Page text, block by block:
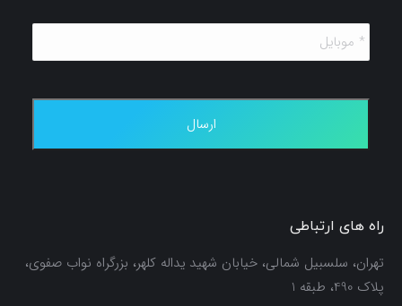
*
موبایل *
راه های ارتباطی
تهران، سلسبیل شمالی، خیابان شهید یداله کلهر، بزرگراه نواب صفوی،
پلاک 490، طبقه 1